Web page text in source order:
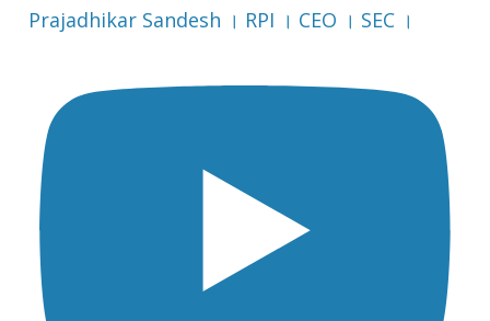
Prajadhikar Sandesh । RPI । CEO । SEC ।